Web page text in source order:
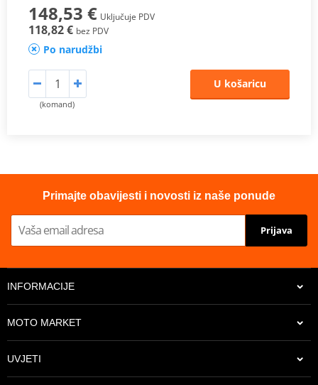
148,53 € Uključuje PDV
118,82 € bez PDV
Po narudžbi
(komand)
U košaricu
Primajte obavijesti i novosti iz naše ponude
Prijava
INFORMACIJE
MOTO MARKET
UVJETI